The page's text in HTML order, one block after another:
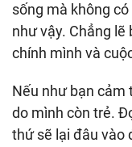
sống mà không
như vậy. Chẳng lẽ
chính mình và
Nếu như bạn cảm
do mình còn trẻ.
thứ sẽ lại đâu vào